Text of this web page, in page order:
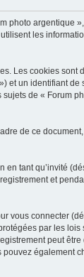
photo argentique
les
Les cookies sont
et un identifiant
de « Forum
de ce
en tant qu’invité
et
vous connecter
par les
peut
également